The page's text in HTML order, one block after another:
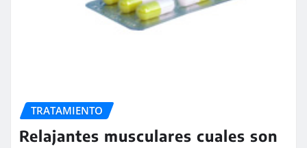
TRATAMIENTO
Relajantes musculares cuales son